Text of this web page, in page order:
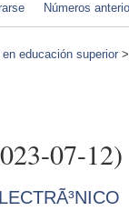
Números
educación superior
07-12)